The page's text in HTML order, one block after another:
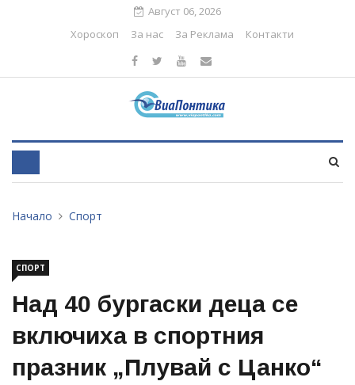
Август 06, 2026
Хороскоп
За нас За Реклама Контакти
Начало Спорт
СПОРТ
Над 40 бургаски деца се
включиха в спортния
празник „Плувай с Цанко“